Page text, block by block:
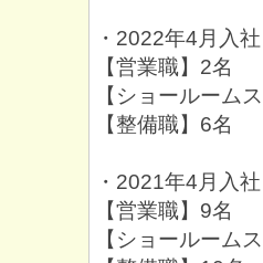
・2022年4月入社
【営業職】2名
【ショールーム
【整備職】6名
・2021年4月入社
【営業職】9名
【ショールーム